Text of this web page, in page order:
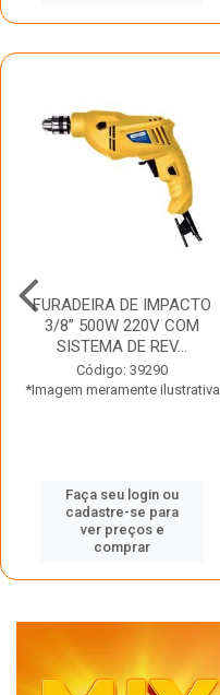
FURADEIRA DE IMPACTO
3/8” 500W 220V COM
SISTEMA DE REV...
Código: 39290
*Imagem meramente ilustrativa
Faça seu login ou
cadastre-se para
ver preços e
comprar